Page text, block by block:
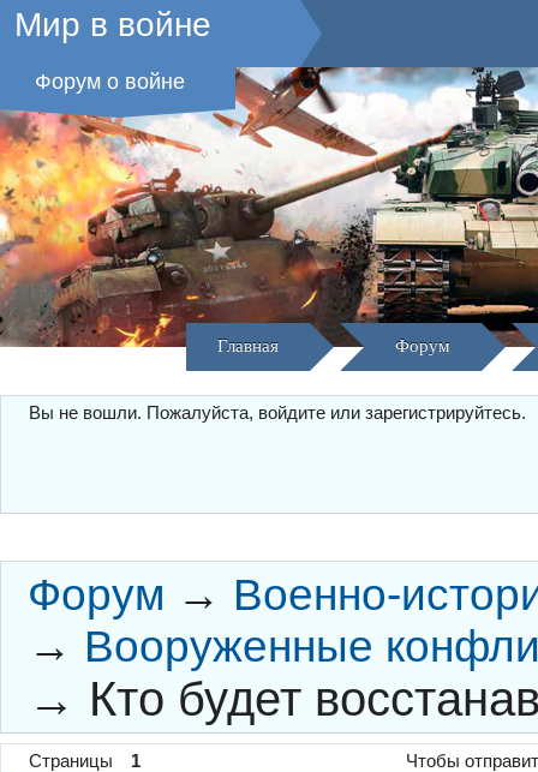
Мир в войне
Форум о войне
Главная Форум
Вы не вошли. Пожалуйста, войдите или зарегистрируйтесь.
Форум → Военно-
→ Вооруженные
→ Кто будет
Страницы 1 Чтобы